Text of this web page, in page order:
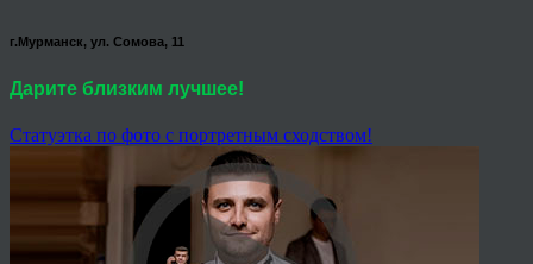
г.Мурманск, ул. Сомова, 11
Дарите близким лучшее!
Статуэтка по фото с портретным сходством!